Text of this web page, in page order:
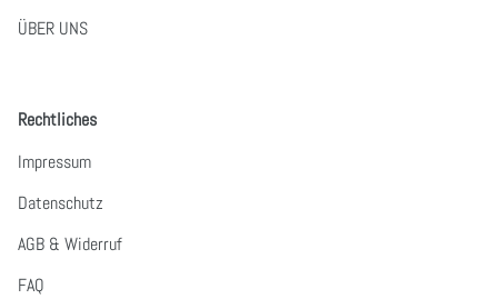
ÜBER UNS
Rechtliches
Impressum
Datenschutz
AGB & Widerruf
FAQ